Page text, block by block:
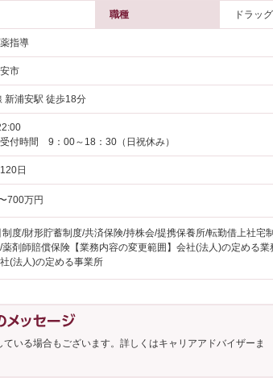
職種 ドラッ
指導
市
新浦安駅 徒歩18分
付時間 9：00～18：30（日祝休み）
日
700万円
度/財形貯蓄制度/共済保険/持株会/提携保養所/転勤借上社宅
薬剤師賠償保険【業務内容の変更範囲】会社(法人)の定める業
(法人)の定める事業所
いる場合もございます。詳しくはキャリアアドバイザーま